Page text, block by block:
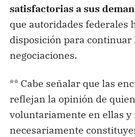
satisfactorias a sus
que autoridades federales
disposición para continuar
negociaciones.
** Cabe señalar que las
reflejan la opinión de
voluntariamente en ellas y
necesariamente